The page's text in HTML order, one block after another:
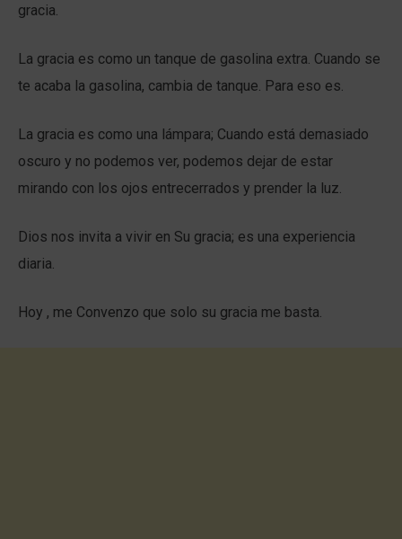
gracia.
La gracia es como un tanque de gasolina extra. Cuando se
te acaba la gasolina, cambia de tanque. Para eso es.
La gracia es como una lámpara; Cuando está demasiado
oscuro y no podemos ver, podemos dejar de estar
mirando con los ojos entrecerrados y prender la luz.
Dios nos invita a vivir en Su gracia; es una experiencia
diaria.
Hoy , me Convenzo que solo su gracia me basta.